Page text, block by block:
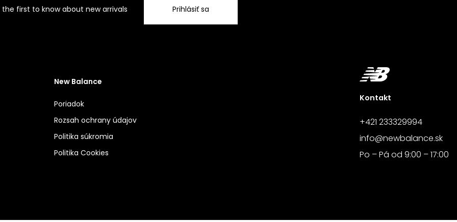
the first to know about new arrivals Prihlásiť sa
New Balance
Poriadok
Rozsah ochrany údajov
Politika súkromia
Politika Cookies
Kontakt
+421 233329994
info@newbalance.sk
Po – Pá od 9:00 – 17:00